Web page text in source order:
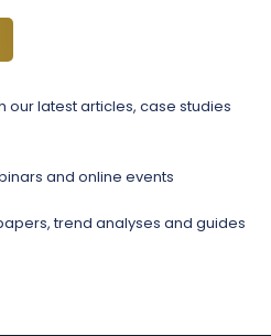
our latest articles, case studies
and online events
trend analyses and guides